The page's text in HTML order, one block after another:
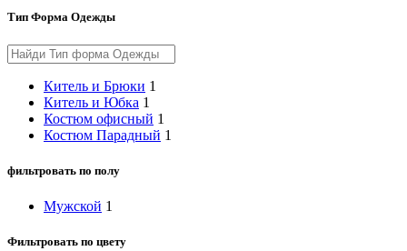
Тип Форма Одежды
Китель и Брюки 1
Китель и Юбка 1
Костюм офисный 1
Костюм Парадный 1
фильтровать по полу
Мужской 1
Фильтровать по цвету